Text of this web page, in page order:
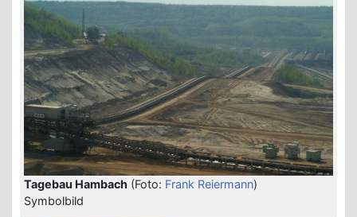
Tagebau Hambach (Foto: Frank Reiermann)
Symbolbild